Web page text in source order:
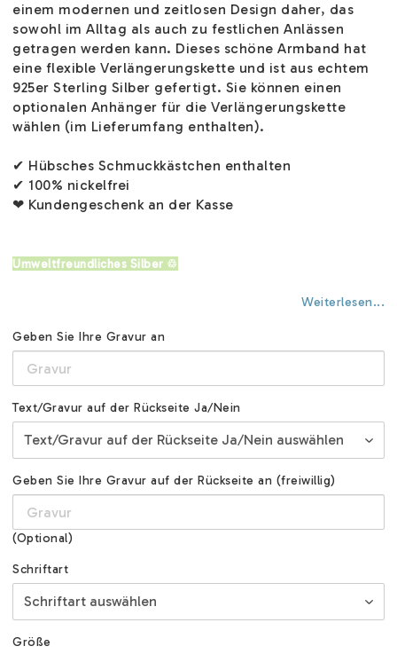
einem modernen und zeitlosen Design daher, das
sowohl im Alltag als auch zu festlichen Anlässen
getragen werden kann. Dieses schöne Armband hat
eine flexible Verlängerungskette und ist aus echtem
925er Sterling Silber gefertigt. Sie können einen
optionalen Anhänger für die Verlängerungskette
wählen (im Lieferumfang enthalten).
✔ Hübsches Schmuckkästchen enthalten
✔ 100% nickelfrei
❤ Kundengeschenk an der Kasse
Umweltfreundliches Silber ♲
Weiterlesen...
Geben Sie Ihre Gravur an
Text/Gravur auf der Rückseite Ja/Nein
Geben Sie Ihre Gravur auf der Rückseite an (freiwillig)
(Optional)
Schriftart
Größe